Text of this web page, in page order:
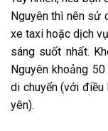
Nguyên thì nên sử
xe taxi hoặc dịch
sáng suốt nhất.
Nguyên khoảng
di chuyển (với
yên).